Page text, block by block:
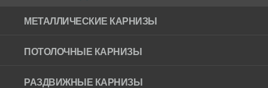
МЕТАЛЛИЧЕСКИЕ КАРНИЗЫ
ПОТОЛОЧНЫЕ КАРНИЗЫ
РАЗДВИЖНЫЕ КАРНИЗЫ